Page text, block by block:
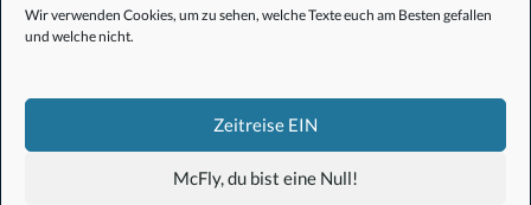
Wir verwenden Cookies, um zu sehen, welche Texte euch am Besten gefallen
und welche nicht.
Zeitreise EIN
McFly, du bist eine Null!
#Anime
#Filmkalender
#Filmanalysen